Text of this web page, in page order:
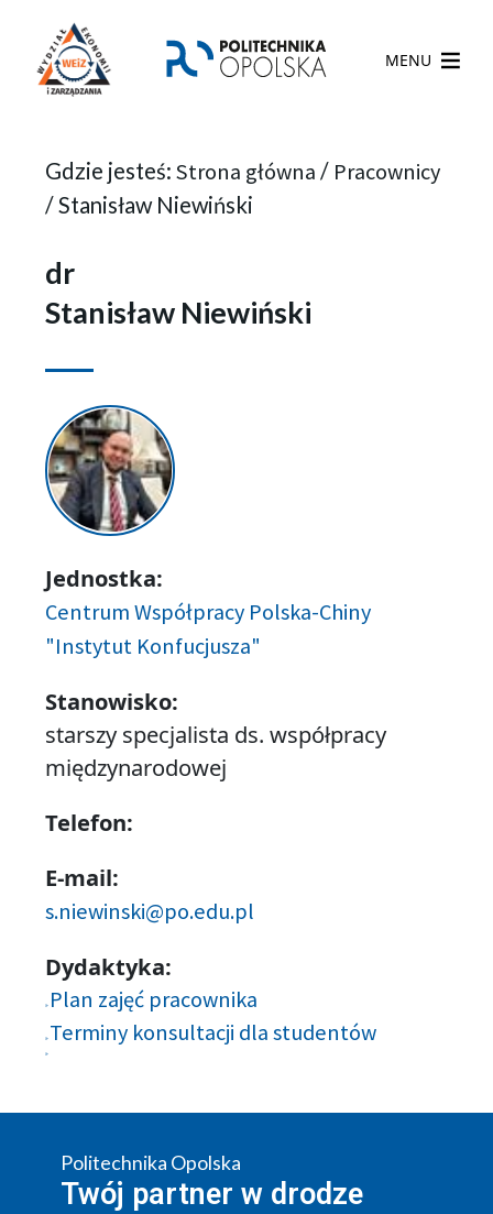
MENU
Gdzie jesteś: Strona główna / Pracownicy
/Stanisław Niewiński
dr
Stanisław Niewiński
Jednostka:
Centrum Współpracy Polska-Chiny
"Instytut Konfucjusza"
Stanowisko:
starszy specjalista ds. współpracy
międzynarodowej
Telefon:
E-mail:
s.niewinski@po.edu.pl
Dydaktyka:
Plan zajęć pracownika
Terminy konsultacji dla studentów
Politechnika Opolska
Twój partner w drodze